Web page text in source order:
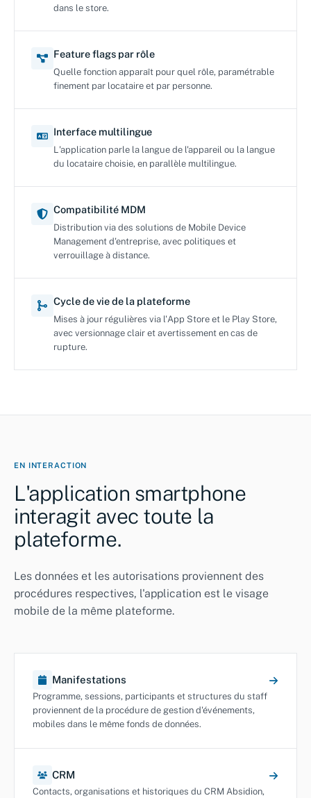
dans le store.
Feature flags par rôle
Quelle fonction apparaît pour quel rôle, paramétrable
finement par locataire et par personne.
Interface multilingue
L'application parle la langue de l'appareil ou la langue
du locataire choisie, en parallèle multilingue.
Compatibilité MDM
Distribution via des solutions de Mobile Device
Management d'entreprise, avec politiques et
verrouillage à distance.
Cycle de vie de la plateforme
Mises à jour régulières via l'App Store et le Play Store,
avec versionnage clair et avertissement en cas de
rupture.
EN INTERACTION
L'application smartphone
interagit avec toute la
plateforme.
Les données et les autorisations proviennent des
procédures respectives, l'application est le visage
mobile de la même plateforme.
Manifestations
Programme, sessions, participants et structures du staff
proviennent de la procédure de gestion d'événements,
mobiles dans le même fonds de données.
CRM
Contacts, organisations et historiques du CRM Absidion,